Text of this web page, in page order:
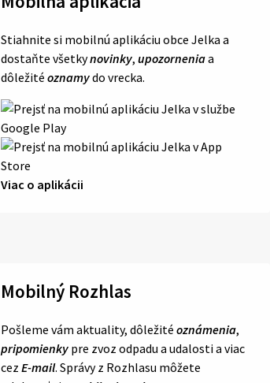
Stiahnite si mobilnú aplikáciu obce Jelka a
dostaňte všetkynovinky, upozorneniaa
dôležité oznamydo vrecka.
Viac o aplikácii
Mobilný Rozhlas
Pošleme vám aktuality, dôležité oznámenia,
pripomienky pre zvoz odpadu a udalosti a viac
cez E-mail. Správy z Rozhlasu môžete